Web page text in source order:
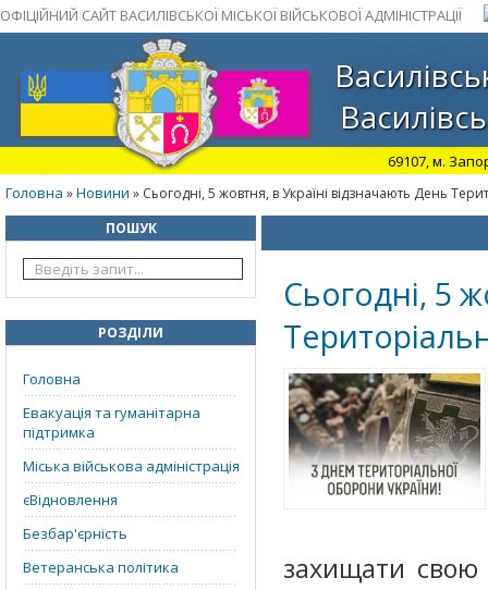
ОФІЦІЙНИЙ САЙТ ВАСИЛІВСЬКОЇ МІСЬКОЇ ВІЙСЬКОВОЇ АДМІНІСТРАЦІЇ
69107, м.
Головна »Новини » Сьогодні, 5 жовтня, в Україні відзначають День
ПОШУК
РОЗДІЛИ
Головна
Евакуація та гуманітарна
підтримка
Міська військова адміністрація
єВідновлення
Безбар'єрність
Ветеранська політика
Сьогодні, 5
захищати свою